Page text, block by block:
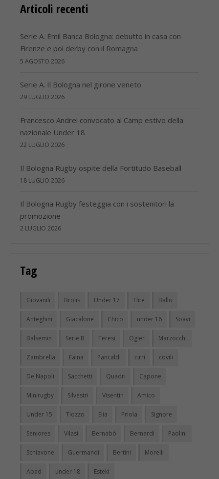
Articoli recenti
Serie A. Emil Banca Bologna: debutto in casa con
Firenze e poi derby con il Romagna
5 AGOSTO 2026
Serie A. Il Bologna nel girone veneto
29 LUGLIO 2026
Francesco Andrei convocato al Camp estivo della
nazionale Under 18
22 LUGLIO 2026
Il Bologna Rugby ospite della Fortitudo Baseball
18 LUGLIO 2026
Il Bologna Rugby festeggia con i sostenitori la
promozione
2 LUGLIO 2026
Tag
Giovanili Brolis Under 17 Elite Ballo
Anteghini Giacalone Chico under 16 Soavi
Balsemin Serie B Teresi Ogier Marzocchi
Zambrella Faina Pancaldi cirri covili
De Napoli Sacchetti Quadri Capone
Minirugby Silvestri Visentin Amico
Under 15 Tiozzo Elia Priola Signore
Seniores Vilasi Bernabò Bernardi Paolini
Schiavone Guermandi Bertini Morelli
Abad under 18 Esteki